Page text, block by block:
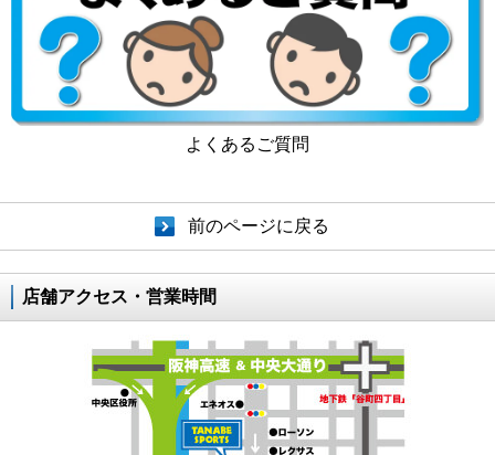
よくあるご質問
前のページに戻る
店舗アクセス・営業時間